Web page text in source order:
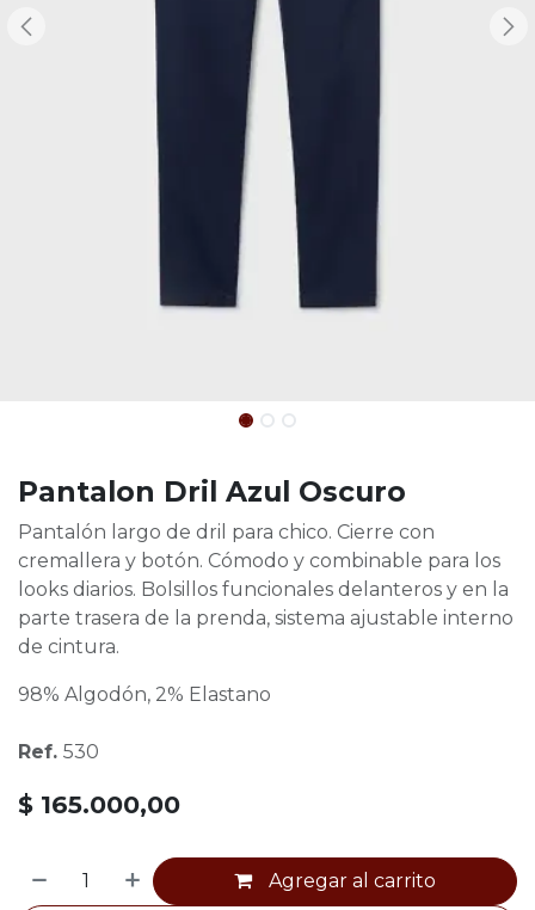
Pantalon Dril Azul Oscuro
Pantalón largo de dril para chico. Cierre con
cremallera y botón. Cómodo y combinable para los
looks diarios. Bolsillos funcionales delanteros y en la
parte trasera de la prenda, sistema ajustable interno
de cintura.
98% Algodón, 2% Elastano
Ref. 530
$ 165.000,00
Agregar al carrito